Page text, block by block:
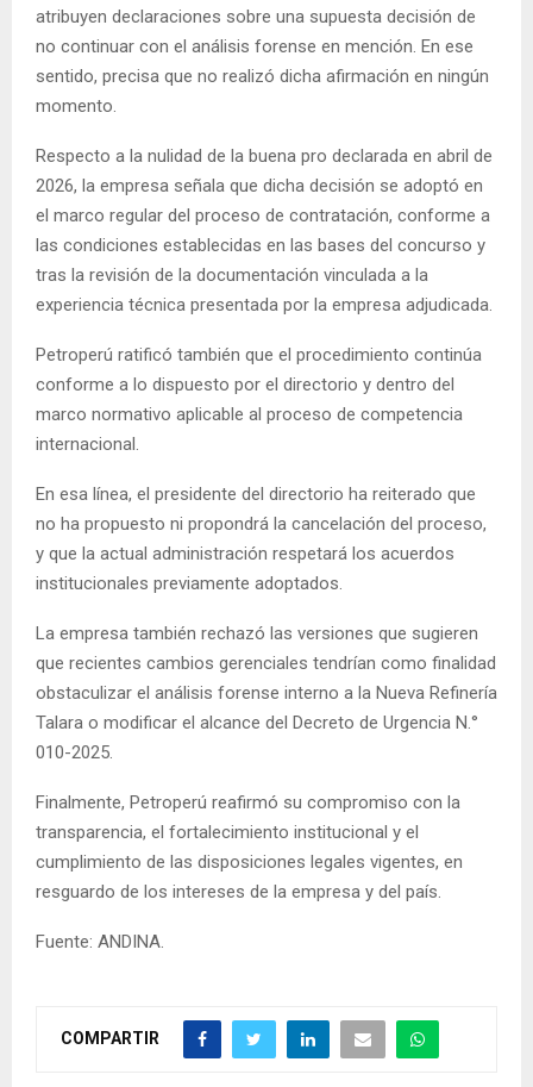
atribuyen declaraciones sobre una supuesta decisión de
no continuar con el análisis forense en mención. En ese
sentido, precisa que no realizó dicha afirmación en ningún
momento.
Respecto a la nulidad de la buena pro declarada en abril de
2026, la empresa señala que dicha decisión se adoptó en
el marco regular del proceso de contratación, conforme a
las condiciones establecidas en las bases del concurso y
tras la revisión de la documentación vinculada a la
experiencia técnica presentada por la empresa adjudicada.
Petroperú ratificó también que el procedimiento continúa
conforme a lo dispuesto por el directorio y dentro del
marco normativo aplicable al proceso de competencia
internacional.
En esa línea, el presidente del directorio ha reiterado que
no ha propuesto ni propondrá la cancelación del proceso,
y que la actual administración respetará los acuerdos
institucionales previamente adoptados.
La empresa también rechazó las versiones que sugieren
que recientes cambios gerenciales tendrían como finalidad
obstaculizar el análisis forense interno a la Nueva Refinería
Talara o modificar el alcance del Decreto de Urgencia N.°
010-2025.
Finalmente, Petroperú reafirmó su compromiso con la
transparencia, el fortalecimiento institucional y el
cumplimiento de las disposiciones legales vigentes, en
resguardo de los intereses de la empresa y del país.
Fuente: ANDINA.
COMPARTIR